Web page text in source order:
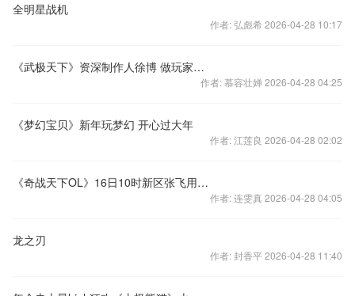
全明星战机
作者: 弘彪希 2026-04-28 10:17
《武极天下》资深制作人徐博 做玩家喜欢的游戏
作者: 慕容壮婵 2026-04-28 04:25
《梦幻宝贝》新年玩梦幻 开心过大年
作者: 江莲良 2026-04-28 02:02
《奇战天下OL》16日10时新区张飞用计开启
作者: 连雯真 2026-04-28 04:05
龙之刃
作者: 封香平 2026-04-28 11:40